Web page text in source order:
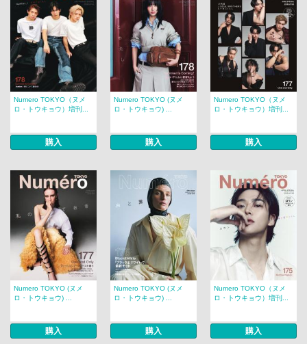
Numero TOKYO（ヌメ
ロ・トウキョウ）増刊...
購入
Numero TOKYO (ヌメ
ロ・トウキョウ) ...
購入
Numero TOKYO（ヌメ
ロ・トウキョウ）増刊...
購入
Numero TOKYO (ヌメ
ロ・トウキョウ) ...
購入
Numero TOKYO (ヌメ
ロ・トウキョウ) ...
購入
Numero TOKYO（ヌメ
ロ・トウキョウ）増刊...
購入